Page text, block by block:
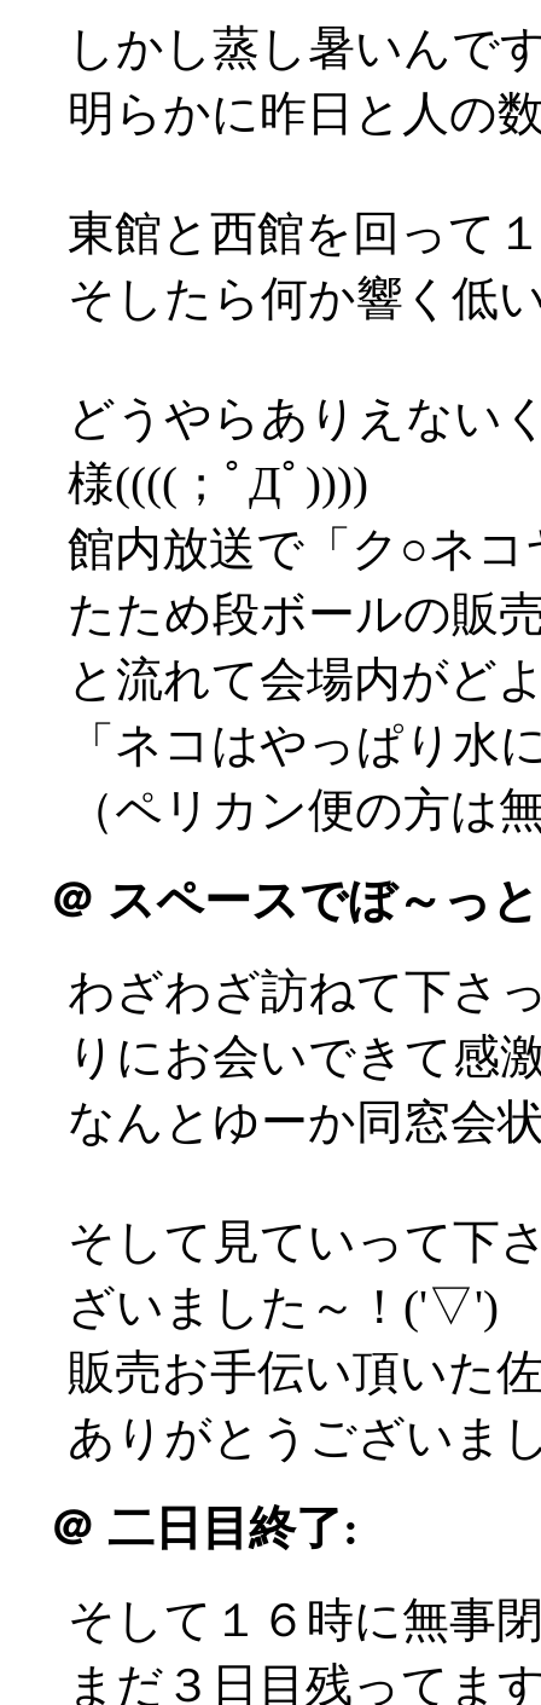
しかし蒸し暑いんで
明らかに昨日と人の
東館と西館を回って
そしたら何か響く低
どうやらありえない
様((((；ﾟДﾟ))))
館内放送で「ク○ネ
たため段ボールの販
と流れて会場内がど
「ネコはやっぱり水
（ペリカン便の方は
＠ スペースでぼ～っ
わざわざ訪ねて下さ
りにお会いできて感
なんとゆーか同窓会
そして見ていって下
ざいました～！('▽')
販売お手伝い頂いた
ありがとうございま
＠ 二日目終了:
そして１６時に無事
まだ３日目残ってま